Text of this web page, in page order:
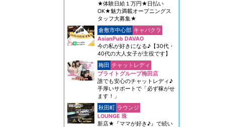
★体験日給１万円★日払い
OK★魅力満載オープニングス
タッフ大募集★
倉敷市中心部 キャバクラ
AsianPub DAVAO
今の私が好きになる♪【30代・
40代の大人女子が主役です】
梅田 チャットレディ
ブライトグループ梅田店
誰でも安心のチャットレディ♪
手厚いサポートで「必ず稼がせ
ます！」
秋田町 ラウンジ
LOUNGE 珠
新店★『ママが好き♪』で続い